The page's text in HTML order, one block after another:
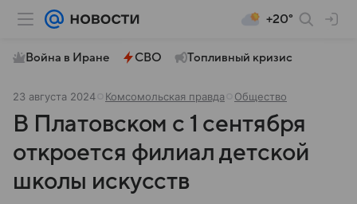
+20°
Война в Иране СВО Топливный кризис
23 августа 2024 Комсомольская правда Общество
В Платовском с 1 сентября
откроется филиал детской
школы искусств